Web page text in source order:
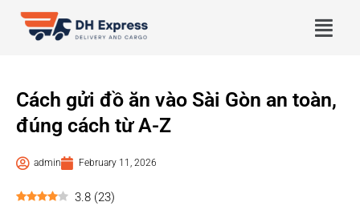
Cách gửi đồ ăn vào Sài Gòn an toàn,
đúng cách từ A-Z
admin February 11, 2026
3.8 (23)